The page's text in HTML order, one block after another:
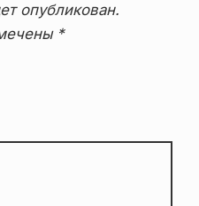
опубликован.
*